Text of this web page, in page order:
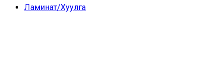
Ламинат/Хуулга